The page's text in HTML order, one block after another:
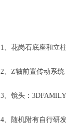
1、花岗石底座和立
2、Z轴前置传动系统
3、镜头：
4、随机附有自行研